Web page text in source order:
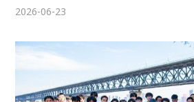
2026-06-23